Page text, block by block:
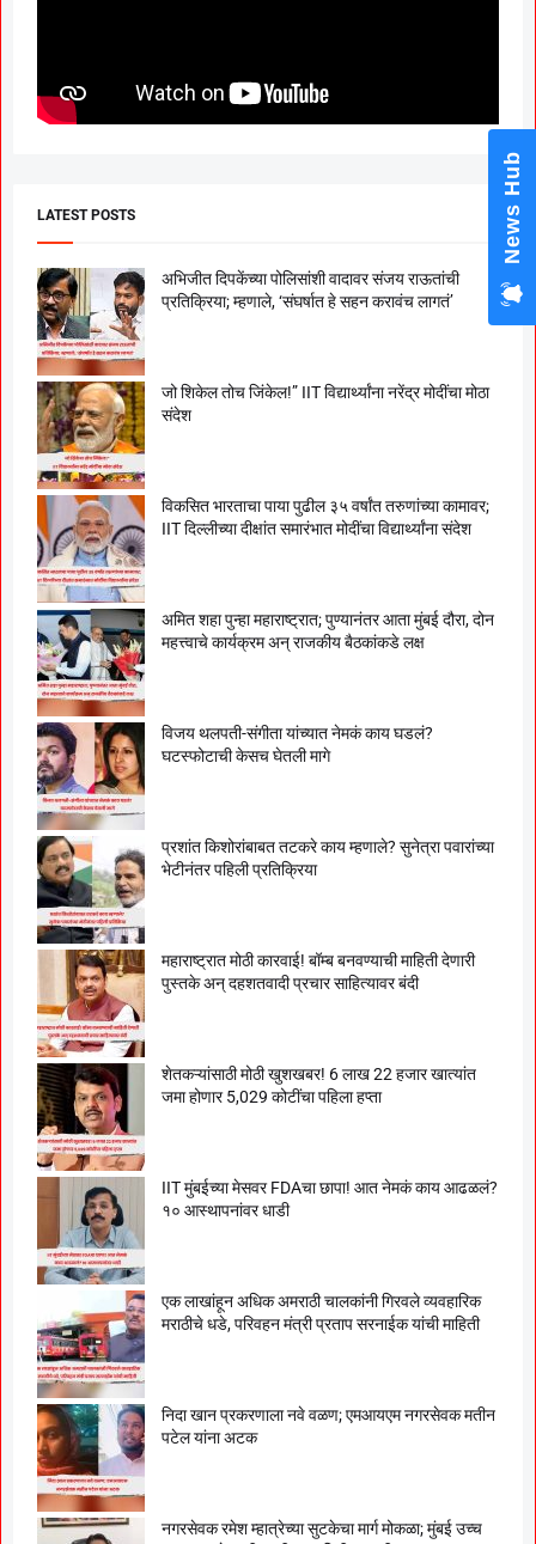
LATEST POSTS
अभिजीत दिपकेंच्या पोलिसांशी वादावर संजय राऊतांची
प्रतिक्रिया; म्हणाले, ‘संघर्षात हे सहन करावंच लागतं’
जो शिकेल तोच जिंकेल!” IIT विद्यार्थ्यांना नरेंद्र मोदींचा मोठा
संदेश
विकसित भारताचा पाया पुढील ३५ वर्षांत तरुणांच्या कामावर;
IIT दिल्लीच्या दीक्षांत समारंभात मोदींचा विद्यार्थ्यांना संदेश
अमित शहा पुन्हा महाराष्ट्रात; पुण्यानंतर आता मुंबई दौरा, दोन
महत्त्वाचे कार्यक्रम अन् राजकीय बैठकांकडे लक्ष
विजय थलपती-संगीता यांच्यात नेमकं काय घडलं?
घटस्फोटाची केसच घेतली मागे
प्रशांत किशोरांबाबत तटकरे काय म्हणाले? सुनेत्रा पवारांच्या
भेटीनंतर पहिली प्रतिक्रिया
महाराष्ट्रात मोठी कारवाई! बॉम्ब बनवण्याची माहिती देणारी
पुस्तके अन् दहशतवादी प्रचार साहित्यावर बंदी
शेतकऱ्यांसाठी मोठी खुशखबर! 6 लाख 22 हजार खात्यांत
जमा होणार 5,029 कोटींचा पहिला हप्ता
IIT मुंबईच्या मेसवर FDAचा छापा! आत नेमकं काय आढळलं?
१० आस्थापनांवर धाडी
एक लाखांहून अधिक अमराठी चालकांनी गिरवले व्यवहारिक
मराठीचे धडे, परिवहन मंत्री प्रताप सरनाईक यांची माहिती
निदा खान प्रकरणाला नवे वळण; एमआयएम नगरसेवक मतीन
पटेल यांना अटक
नगरसेवक रमेश म्हात्रेच्या सुटकेचा मार्ग मोकळा; मुंबई उच्च
News Hub